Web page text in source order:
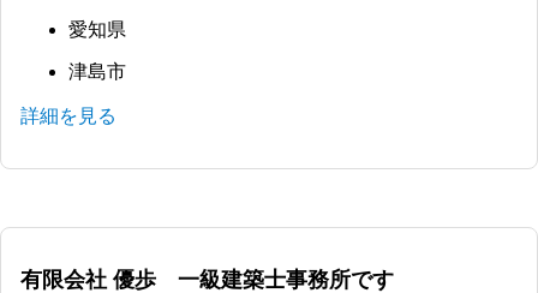
愛知県
津島市
詳細を見る
有限会社 優歩 一級建築士事務所です